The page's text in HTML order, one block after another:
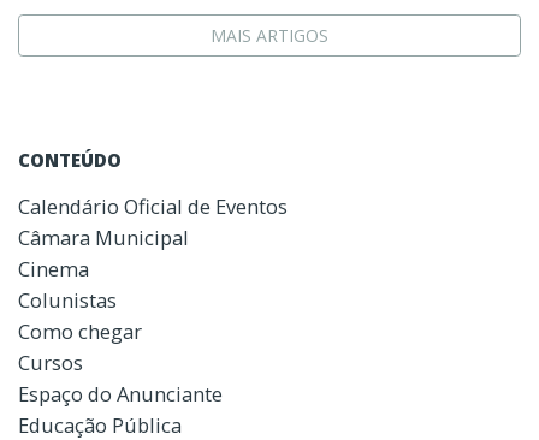
MAIS ARTIGOS
CONTEÚDO
Calendário Oficial de Eventos
Câmara Municipal
Cinema
Colunistas
Como chegar
Cursos
Espaço do Anunciante
Educação Pública